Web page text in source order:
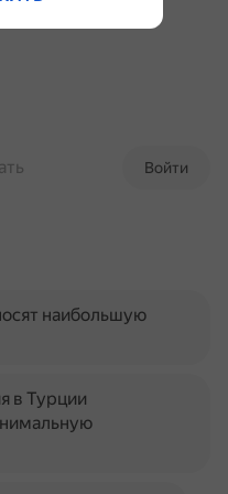
Войти
наибольшую
в Турции